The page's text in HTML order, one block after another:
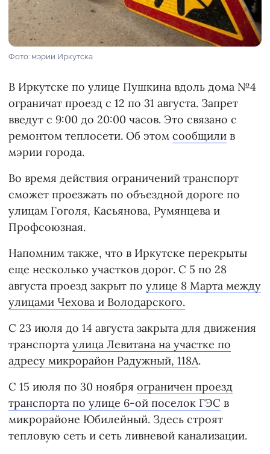
Фото: мэрии Иркутска
В Иркутске по улице Пушкина вдоль дома №4
ограничат проезд с 12 по 31 августа. Запрет
введут с 9:00 до 20:00 часов. Это связано с
ремонтом теплосети. Об этом сообщили в
мэрии города.
Во время действия ограничений транспорт
сможет проезжать по объездной дороге по
улицам Гоголя, Касьянова, Румянцева и
Профсоюзная.
Напомним также, что в Иркутске перекрыты
еще несколько участков дорог. С 5 по 28
августа проезд закрыт по улице 8 Марта между
улицами Чехова и Володарского.
С 23 июля до 14 августа закрыта для движения
транспорта улица Левитана на участке по
адресу микрорайон Радужный, 118А.
С 15 июля по 30 ноября ограничен проезд
транспорта по улице 6-ой поселок ГЭС в
микрорайоне Юбилейный. Здесь строят
тепловую сеть и сеть ливневой канализации.